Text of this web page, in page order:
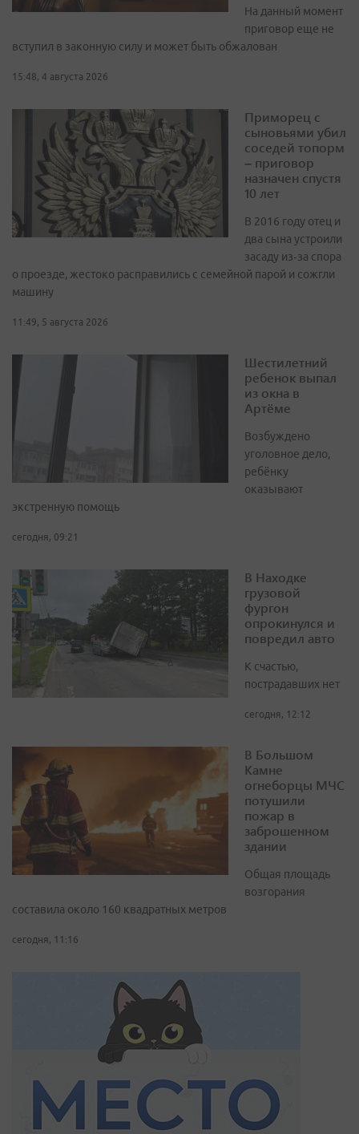
На данный момент
приговор еще не
вступил в законную силу и может быть обжалован
15:48, 4 августа 2026
Приморец с
сыновьями убил
соседей топорм
– приговор
назначен спустя
10 лет
В 2016 году отец и
два сына устроили
засаду из‑за спора
о проезде, жестоко расправились с семейной парой и сожгли
машину
11:49, 5 августа 2026
Шестилетний
ребенок выпал
из окна в
Артёме
Возбуждено
уголовное дело,
ребёнку
оказывают
экстренную помощь
сегодня, 09:21
В Находке
грузовой
фургон
опрокинулся и
повредил авто
К счастью,
пострадавших нет
сегодня, 12:12
В Большом
Камне
огнеборцы МЧС
потушили
пожар в
заброшенном
здании
Общая площадь
возгорания
составила около 160 квадратных метров
сегодня, 11:16